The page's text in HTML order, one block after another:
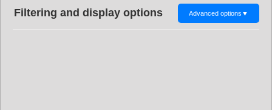
Filtering and display options Advanced options ▼